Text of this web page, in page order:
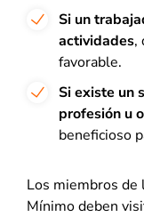
Si un
actividades,
favorable.
Si existe un
profesión u
beneficioso
Los miembros de
Mínimo deben